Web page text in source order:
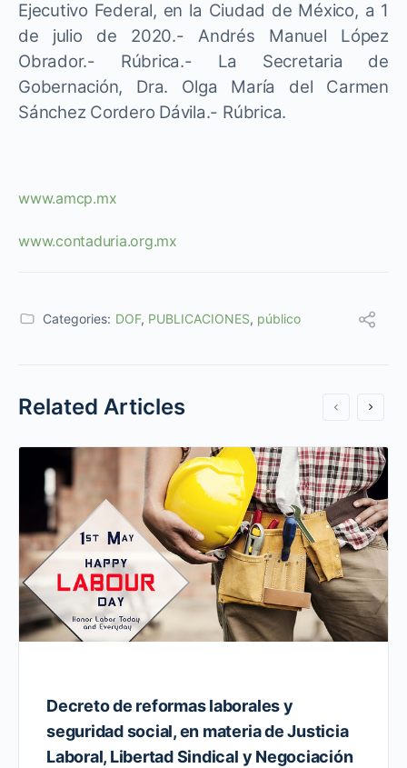
Ejecutivo Federal, en la Ciudad de México, a 1
de julio de 2020.- Andrés Manuel López
Obrador.- Rúbrica.- La Secretaria de
Gobernación, Dra. Olga María del Carmen
Sánchez Cordero Dávila.- Rúbrica.
www.amcp.mx
www.contaduria.org.mx
Categories: DOF, PUBLICACIONES, público
Related Articles
Decreto de reformas laborales y
seguridad social, en materia de Justicia
Laboral, Libertad Sindical y Negociación